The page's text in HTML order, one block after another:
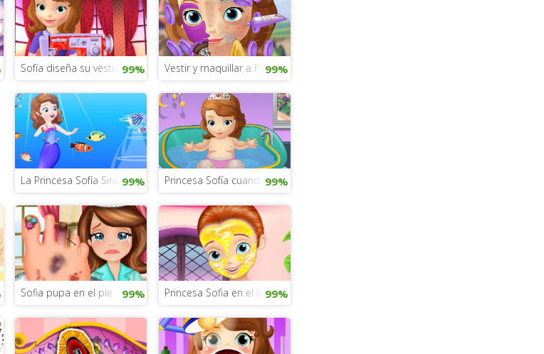
Sofía diseña su vestido99% Vestir y maquillar a Princesa Sofía
99%
La Princesa Sofía Sirena99% Princesa Sofía cuando era bebé
99%
Sofia pupa en el pie 99% Princesa Sofia en el baile99%